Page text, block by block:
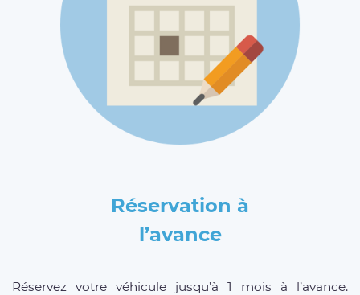
Réservation à
l’avance
Réservez votre véhicule jusqu’à 1 mois à l’avance.